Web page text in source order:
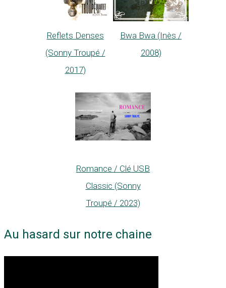
Reflets Denses
(Sonny Troupé /
2017)
Bwa Bwa (Inès /
2008)
Romance / Clé USB
Classic (Sonny
Troupé / 2023)
Au hasard sur notre chaine